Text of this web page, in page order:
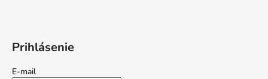
Prihlásenie
E-mail